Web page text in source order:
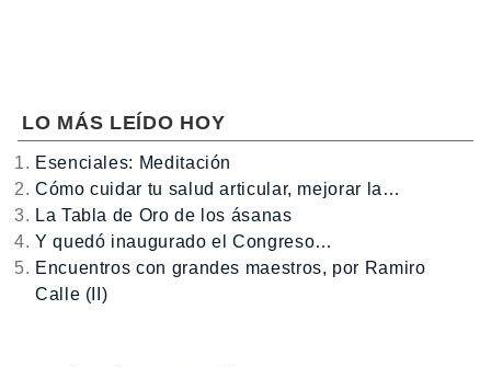
LO MÁS LEÍDO HOY
Esenciales: Meditación
Cómo cuidar tu salud articular, mejorar la…
La Tabla de Oro de los ásanas
Y quedó inaugurado el Congreso…
Encuentros con grandes maestros, por Ramiro
Calle (II)